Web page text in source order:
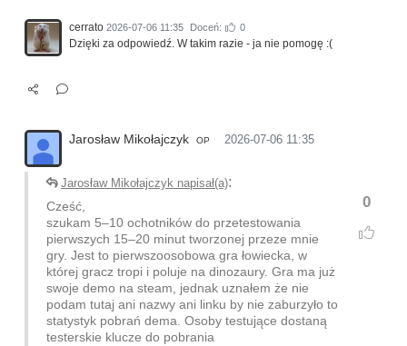
cerrato 2026-07-06 11:35 Doceń: 0
Dzięki za odpowiedź. W takim razie - ja nie pomogę :(
Jarosław Mikołajczyk OP 2026-07-06 11:35
0
Jarosław Mikołajczyk napisał(a):
Cześć,
szukam 5–10 ochotników do przetestowania
pierwszych 15–20 minut tworzonej przeze mnie
gry. Jest to pierwszoosobowa gra łowiecka, w
której gracz tropi i poluje na dinozaury. Gra ma już
swoje demo na steam, jednak uznałem że nie
podam tutaj ani nazwy ani linku by nie zaburzyło to
statystyk pobrań dema. Osoby testujące dostaną
testerskie klucze do pobrania